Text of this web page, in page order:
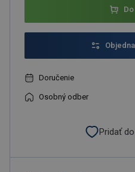
Doručenie
Osobný odber
Pridať